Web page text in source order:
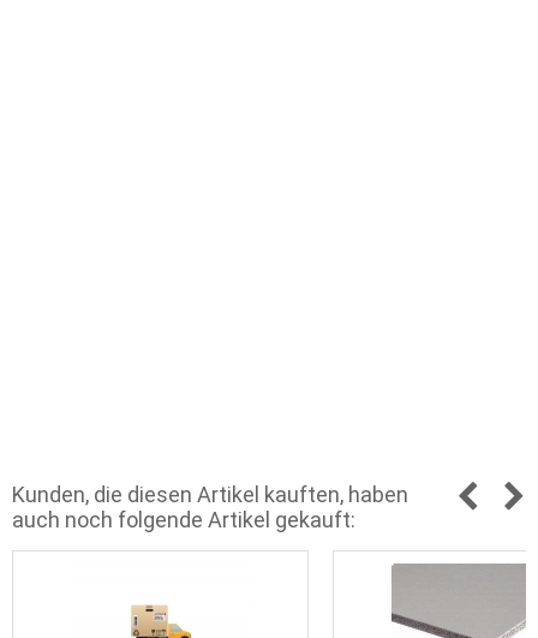
Kunden, die diesen Artikel kauften, haben
auch noch folgende Artikel gekauft: